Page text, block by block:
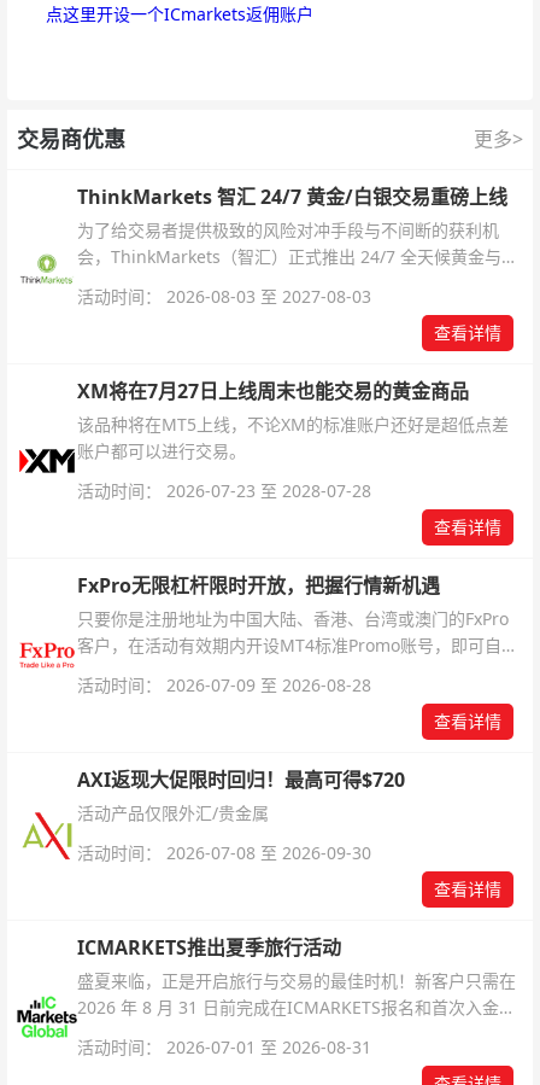
点这里开设一个ICmarkets返佣账户
交易商优惠 更多>
ThinkMarkets 智汇 24/7 黄金/白银交易重磅上线
为了给交易者提供极致的风险对冲手段与不间断的获利机
会，ThinkMarkets（智汇）正式推出 24/7 全天候黄金与白
杆配置、支持软件及交易细则。
活动时间： 2026-08-03 至 2027-08-03
查看详情
XM将在7月27日上线周末也能交易的黄金商品
该品种将在MT5上线，不论XM的标准账户还好是超低点差
账户都可以进行交易。
活动时间： 2026-07-23 至 2028-07-28
查看详情
FxPro无限杠杆限时开放，把握行情新机遇
只要你是注册地址为中国大陆、香港、台湾或澳门的FxPro
客户，在活动有效期内开设MT4标准Promo账号，即可自动
活动时间： 2026-07-09 至 2026-08-28
查看详情
AXI返现大促限时回归！最高可得$720
活动产品仅限外汇/贵金属
活动时间： 2026-07-08 至 2026-09-30
查看详情
ICMARKETS推出夏季旅行活动
盛夏来临，正是开启旅行与交易的最佳时机！新客户只需在
2026 年 8 月 31 日前完成在ICMARKETS报名和首次入金即
活动时间： 2026-07-01 至 2026-08-31